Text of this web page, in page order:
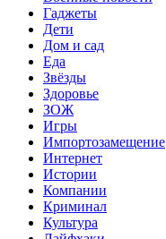
Гаджеты
Дети
Дом и сад
Еда
Звёзды
Здоровье
ЗОЖ
Игры
Импортозамещение
Интернет
Истории
Компании
Криминал
Культура